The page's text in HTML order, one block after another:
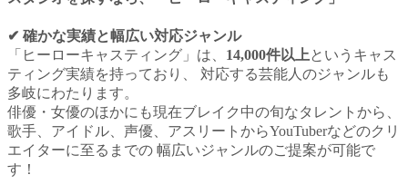
✔︎ 確かな実績と幅広い対応ジャンル
「ヒーローキャスティング」は、 14,000件以上というキャス
ティング実績を持っており、 対応する芸能人のジャンルも
多岐にわたります。
俳優・女優のほかにも現在ブレイク中の旬なタレントから、
歌手、アイドル、声優、アスリートからYouTuberなどのクリ
エイターに至るまでの 幅広いジャンルのご提案が可能で
す！